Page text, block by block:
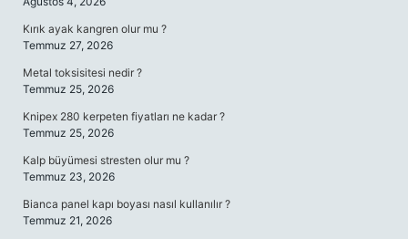
Kırık ayak kangren olur mu ?
Temmuz 27, 2026
Metal toksisitesi nedir ?
Temmuz 25, 2026
Knipex 280 kerpeten fiyatları ne kadar ?
Temmuz 25, 2026
Kalp büyümesi stresten olur mu ?
Temmuz 23, 2026
Bianca panel kapı boyası nasıl kullanılır ?
Temmuz 21, 2026